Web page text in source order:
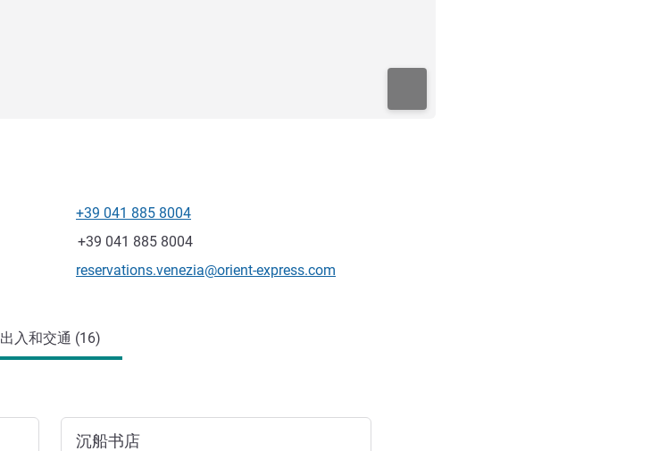
电话
+39 041 885 8004
传真
+39 041 885 8004
联系电子邮件
reservations.venezia@orient-express.com
出入和交通 (16)
沉船书店